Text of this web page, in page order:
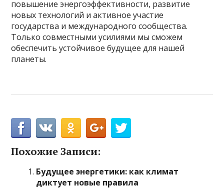
повышение энергоэффективности, развитие
новых технологий и активное участие
государства и международного сообщества.
Только совместными усилиями мы сможем
обеспечить устойчивое будущее для нашей
планеты.
Похожие Записи:
Будущее энергетики: как климат
диктует новые правила